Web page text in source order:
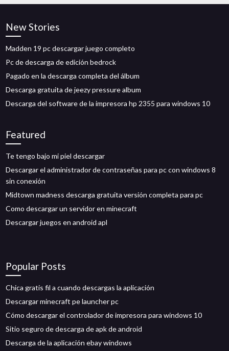
New Stories
Madden 19 pc descargar juego completo
Pc de descarga de edición bedrock
Pagado en la descarga completa del álbum
Descarga gratuita de jeezy pressure album
Descarga del software de la impresora hp 2355 para windows 10
Featured
Te tengo bajo mi piel descargar
Descargar el administrador de contraseñas para pc con windows 8
sin conexión
Midtown madness descarga gratuita versión completa para pc
Como descargar un servidor en minecraft
Descargar juegos en android apl
Popular Posts
Chica gratis fil a cuando descargas la aplicación
Descargar minecraft pe launcher pc
Cómo descargar el controlador de impresora para windows 10
Sitio seguro de descarga de apk de android
Descarga de la aplicación ebay windows